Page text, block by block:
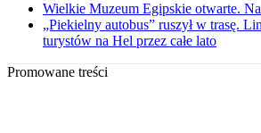
Wielkie Muzeum Egipskie otwarte.
„Piekielny autobus” ruszył w trasę.
turystów na Hel przez całe lato
Promowane treści